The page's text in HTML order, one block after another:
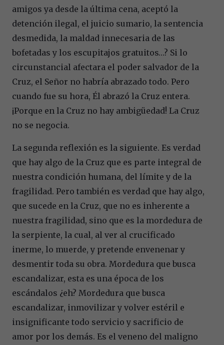
amigos ya desde la última cena, aceptó la
detención ilegal, el juicio sumario, la sentencia
desmedida, la maldad innecesaria de las
bofetadas y los escupitajos gratuitos…? Si lo
circunstancial afectara el poder salvador de la
Cruz, el Señor no habría abrazado todo. Pero
cuando fue su hora, Él abrazó la Cruz entera.
¡Porque en la Cruz no hay ambigüedad! La Cruz
no se negocia.
La segunda reflexión es la siguiente. Es verdad
que hay algo de la Cruz que es parte integral de
nuestra condición humana, del límite y de la
fragilidad. Pero también es verdad que hay algo,
que sucede en la Cruz, que no es inherente a
nuestra fragilidad, sino que es la mordedura de
la serpiente, la cual, al ver al crucificado
inerme, lo muerde, y pretende envenenar y
desmentir toda su obra. Mordedura que busca
escandalizar, esta es una época de los
escándalos ¿eh? Mordedura que busca
escandalizar, inmovilizar y volver estéril e
insignificante todo servicio y sacrificio de
amor por los demás. Es el veneno del maligno